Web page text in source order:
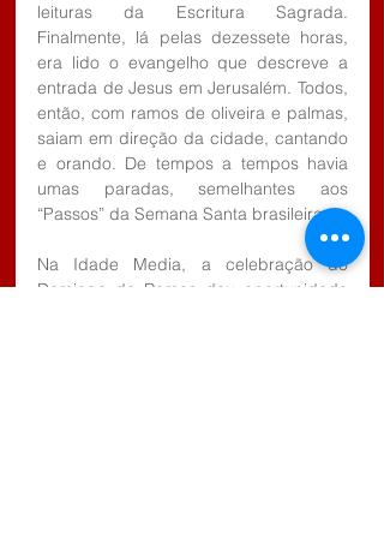
leituras da Escritura Sagrada.
Finalmente, lá pelas dezessete horas,
era lido o evangelho que descreve a
entrada de Jesus em Jerusalém. Todos,
então, com ramos de oliveira e palmas,
saiam em direção da cidade, cantando
e orando. De tempos a tempos havia
umas paradas, semelhantes aos
“Passos” da Semana Santa brasileira.
Na Idade Media, a celebração do
Domingo de Ramos deu oportunidade